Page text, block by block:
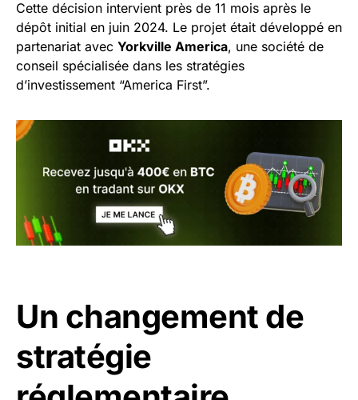
Cette décision intervient près de 11 mois après le
dépôt initial en juin 2024. Le projet était développé en
partenariat avec Yorkville America, une société de
conseil spécialisée dans les stratégies
d’investissement “America First”.
Un changement de
stratégie